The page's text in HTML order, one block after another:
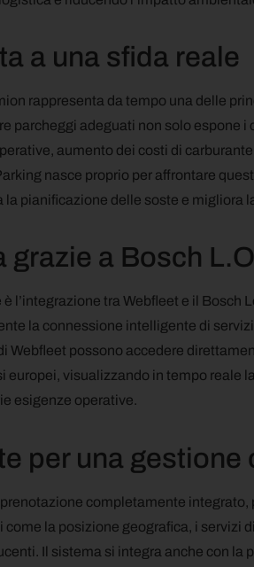
a una sfida reale
rappresenta da tempo una delle
parcheggi adeguati non solo espone i
aumento dei costi di
nasce proprio per affrontare
pianificazione delle soste e migliora
grazie a Bosch
l’integrazione tra Webfleet e il Bosch
la connessione intelligente di
Webfleet possono accedere
europei, visualizzando in tempo reale
esigenze operative.
per una gestione
completamente
la posizione geografica, i servizi
Il sistema si integra anche con la